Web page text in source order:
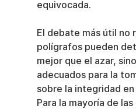
equivocada.
El debate más útil no
polígrafos pueden
mejor que el azar,
adecuados para la
sobre la integridad
Para la mayoría de